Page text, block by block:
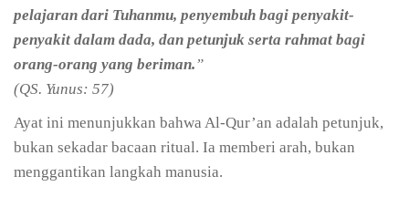
pelajaran dari Tuhanmu, penyembuh bagi penyakit-
penyakit dalam dada, dan petunjuk serta rahmat bagi
orang-orang yang beriman.”
(QS. Yunus: 57)
Ayat ini menunjukkan bahwa Al-Qur’an adalah petunjuk,
bukan sekadar bacaan ritual. Ia memberi arah, bukan
menggantikan langkah manusia.